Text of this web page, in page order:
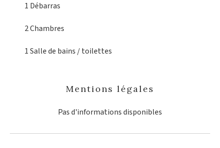
1 Débarras
2 Chambres
1 Salle de bains / toilettes
Mentions légales
Pas d'informations disponibles